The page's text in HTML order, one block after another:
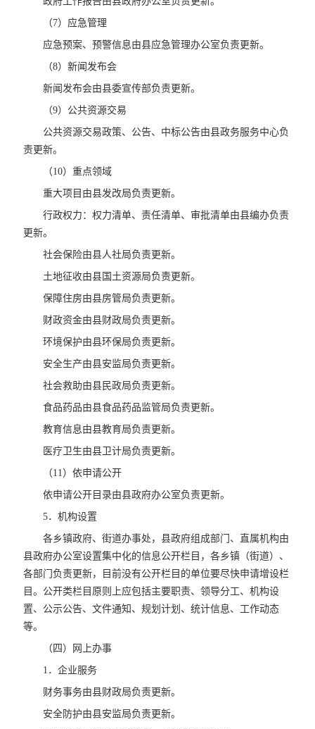
（7）应急管理
应急预案、预警信息由县应急管理办公室负责更新。
（8）新闻发布会
新闻发布会由县委宣传部负责更新。
（9）公共资源交易
公共资源交易政策、公告、中标公告由县政务服务中心负
责更新。
（10）重点领域
重大项目由县发改局负责更新。
行政权力：权力清单、责任清单、审批清单由县编办负责
更新。
社会保险由县人社局负责更新。
土地征收由县国土资源局负责更新。
保障住房由县房管局负责更新。
财政资金由县财政局负责更新。
环境保护由县环保局负责更新。
安全生产由县安监局负责更新。
社会救助由县民政局负责更新。
食品药品由县食品药品监管局负责更新。
教育信息由县教育局负责更新。
医疗卫生由县卫计局负责更新。
（11）依申请公开
依申请公开目录由县政府办公室负责更新。
5．机构设置
各乡镇政府、街道办事处，县政府组成部门、直属机构由
县政府办公室设置集中化的信息公开栏目，各乡镇（街道）、
各部门负责更新，目前没有公开栏目的单位要尽快申请增设栏
目。公开类栏目原则上应包括主要职责、领导分工、机构设
置、公示公告、文件通知、规划计划、统计信息、工作动态
等。
（四）网上办事
1．企业服务
财务事务由县财政局负责更新。
安全防护由县安监局负责更新。